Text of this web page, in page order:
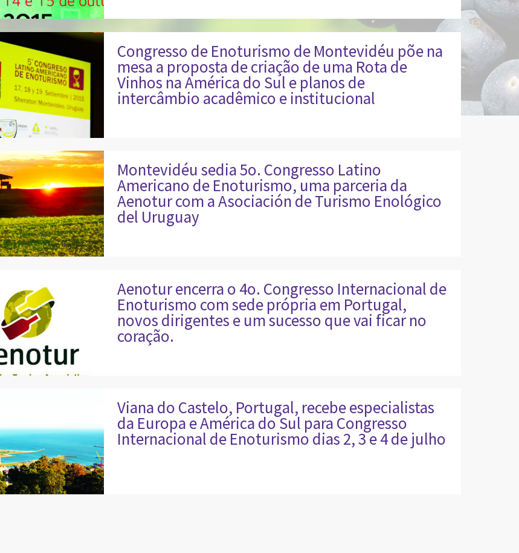
Congresso de Enoturismo de Montevidéu põe na
mesa a proposta de criação de uma Rota de
Vinhos na América do Sul e planos de
intercâmbio acadêmico e institucional
Montevidéu sedia 5o. Congresso Latino
Americano de Enoturismo, uma parceria da
Aenotur com a Asociación de Turismo Enológico
del Uruguay
Aenotur encerra o 4o. Congresso Internacional de
Enoturismo com sede própria em Portugal,
novos dirigentes e um sucesso que vai ficar no
coração.
Viana do Castelo, Portugal, recebe especialistas
da Europa e América do Sul para Congresso
Internacional de Enoturismo dias 2, 3 e 4 de julho